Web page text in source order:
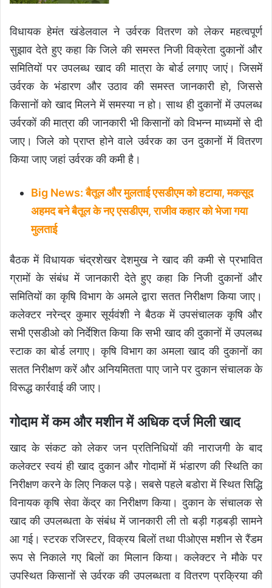
विधायक हेमंत खंडेलवाल ने उर्वरक वितरण को लेकर महत्वपूर्ण
सुझाव देते हुए कहा कि जिले की समस्त निजी विक्रेता दुकानों और
समितियों पर उपलब्ध खाद की मात्रा के बोर्ड लगाए जाएं। जिसमें
उर्वरक के भंडारण और उठाव की समस्त जानकारी हो, जिससे
किसानों को खाद मिलने में समस्या न हो। साथ ही दुकानों में उपलब्ध
उर्वरकों की मात्रा की जानकारी भी किसानों को विभन्न माध्यमों से दी
जाए। जिले को प्राप्त होने वाले उर्वरक का उन दुकानों में वितरण
किया जाए जहां उर्वरक की कमी है।
Big News: बैतूल और मुलताई एसडीएम को हटाया, मकसूद
अहमद बने बैतूल के नए एसडीएम, राजीव कहार को भेजा गया
मुलताई
बैठक में विधायक चंद्रशेखर देशमुख ने खाद की कमी से प्रभावित
ग्रामों के संबंध में जानकारी देते हुए कहा कि निजी दुकानों और
समितियों का कृषि विभाग के अमले द्वारा सतत निरीक्षण किया जाए।
कलेक्टर नरेन्द्र कुमार सूर्यवंशी ने बैठक में उपसंचालक कृषि और
सभी एसडीओ को निर्देशित किया कि सभी खाद की दुकानों में उपलब्ध
स्टाक का बोर्ड लगाए। कृषि विभाग का अमला खाद की दुकानों का
सतत निरीक्षण करें और अनियमितता पाए जाने पर दुकान संचालक के
विरूद्ध कार्रवाई की जाए।
गोदाम में कम और मशीन में अधिक दर्ज मिली खाद
खाद के संकट को लेकर जन प्रतिनिधियों की नाराजगी के बाद
कलेक्टर स्वयं ही खाद दुकान और गोदामों में भंडारण की स्थिति का
निरीक्षण करने के लिए निकल पड़े। सबसे पहले बडोरा में स्थित सिद्धि
विनायक कृषि सेवा केंद्र का निरीक्षण किया। दुकान के संचालक से
खाद की उपलब्धता के संबंध में जानकारी ली तो बड़ी गड़बड़ी सामने
आ गई। स्टरक रजिस्टर, विक्रय बिलों तथा पीओएस मशीन से रैंडम
रूप से निकाले गए बिलों का मिलान किया। कलेक्टर ने मौके पर
उपस्थित किसानों से उर्वरक की उपलब्धता व वितरण प्रक्रिया की